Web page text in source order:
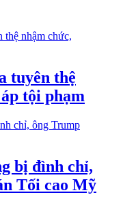
tuyên thệ
tội phạm
bị đình chỉ,
Tối cao Mỹ